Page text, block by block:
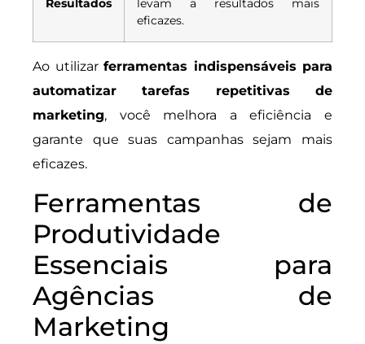
Resultados
levam a resultados mais
eficazes.
Ao utilizar ferramentas indispensáveis para
automatizar tarefas repetitivas de
marketing, você melhora a eficiência e
garante que suas campanhas sejam mais
eficazes.
Ferramentas de
Produtividade
Essenciais para
Agências de
Marketing